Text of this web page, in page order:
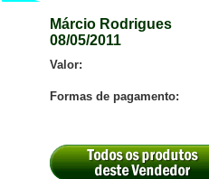
Márcio Rodrigues
08/05/2011
Valor:
Formas de pagamento: